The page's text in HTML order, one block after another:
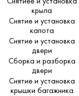
Снятиее и установка
крыла
Снятие и установка
капота
Снятие и установка
двери
Сборка и разборка
двери
Снятие и установка
крышки багажника